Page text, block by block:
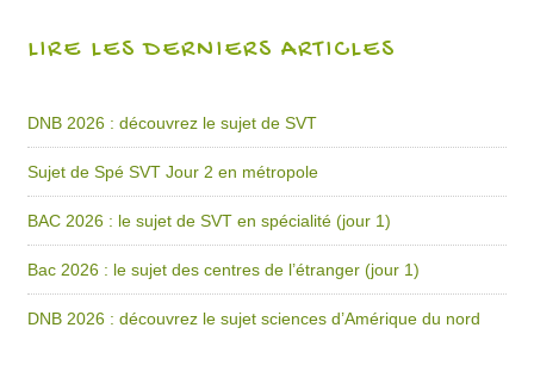
LIRE LES DERNIERS ARTICLES
DNB 2026 : découvrez le sujet de SVT
Sujet de Spé SVT Jour 2 en métropole
BAC 2026 : le sujet de SVT en spécialité (jour 1)
Bac 2026 : le sujet des centres de l’étranger (jour 1)
DNB 2026 : découvrez le sujet sciences d’Amérique du nord